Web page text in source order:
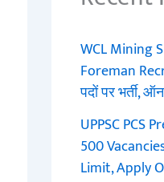
WCL Mining
Foreman
पदों पर भर्ती,
UPPSC PCS
500
Limit, Apply